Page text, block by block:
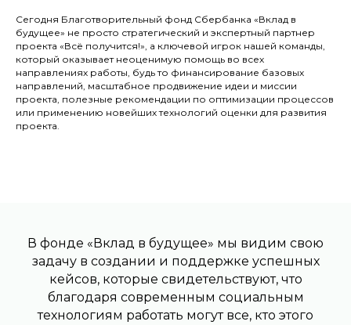
Сегодня Благотворительный фонд Сбербанка «Вклад в
будущее» не просто стратегический и экспертный партнер
проекта «Всё получится!», а ключевой игрок нашей команды,
который оказывает неоценимую помощь во всех
направлениях работы, будь то финансирование базовых
направлений, масштабное продвижение идеи и миссии
проекта, полезные рекомендации по оптимизации процессов
или применению новейших технологий оценки для развития
проекта.
В фонде «Вклад в будущее» мы видим свою
задачу в создании и поддержке успешных
кейсов, которые свидетельствуют, что
благодаря современным социальным
технологиям работать могут все, кто этого